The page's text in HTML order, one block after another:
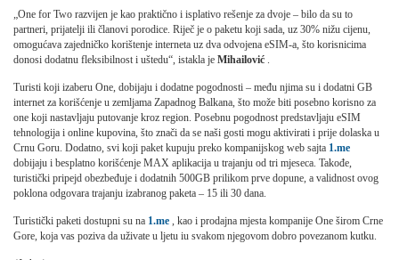
„One for Two razvijen je kao praktično i isplativo rešenje za dvoje – bilo da su to
partneri, prijatelji ili članovi porodice. Riječ je o paketu koji sada, uz 30% nižu cijenu,
omogućava zajedničko korištenje interneta uz dva odvojena eSIM-a, što korisnicima
donosi dodatnu fleksibilnost i uštedu“, istakla je Mihailović .
Turisti koji izaberu One, dobijaju i dodatne pogodnosti – među njima su i dodatni GB
internet za korišćenje u zemljama Zapadnog Balkana, što može biti posebno korisno za
one koji nastavljaju putovanje kroz region. Posebnu pogodnost predstavljaju eSIM
tehnologija i online kupovina, što znači da se naši gosti mogu aktivirati i prije dolaska u
Crnu Goru. Dodatno, svi koji paket kupuju preko kompanijskog web sajta 1.me
dobijaju i besplatno korišćenje MAX aplikacija u trajanju od tri mjeseca. Takođe,
turistički pripejd obezbeđuje i dodatnih 500GB prilikom prve dopune, a validnost ovog
poklona odgovara trajanju izabranog paketa – 15 ili 30 dana.
Turistički paketi dostupni su na 1.me , kao i prodajna mjesta kompanije One širom Crne
Gore, koja vas poziva da uživate u ljetu iu svakom njegovom dobro povezanom kutku.